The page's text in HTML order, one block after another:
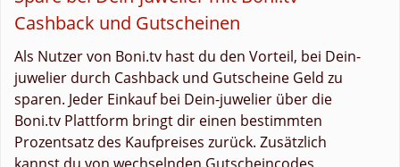
Cashback und Gutscheinen
Als Nutzer von Boni.tv hast du den Vorteil, bei Dein-
juwelier durch Cashback und Gutscheine Geld zu
sparen. Jeder Einkauf bei Dein-juwelier über die
Boni.tv Plattform bringt dir einen bestimmten
Prozentsatz des Kaufpreises zurück. Zusätzlich